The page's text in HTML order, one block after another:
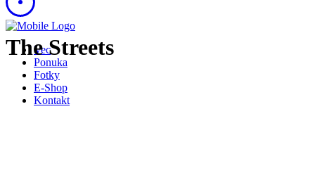
Vec
Ponuka
Fotky
E-Shop
Kontakt
The Streets